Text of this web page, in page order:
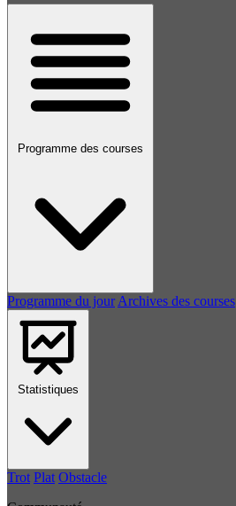
Programme des courses
Programme du jour Archives des courses
Statistiques
Trot Plat Obstacle